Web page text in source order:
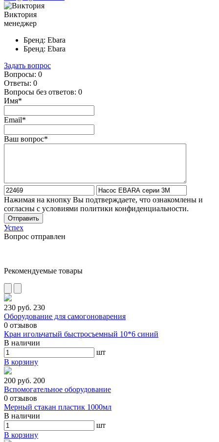
Виктория
менеджер
Бренд: Ebara
Бренд: Ebara
Задать вопрос
Вопросы: 0
Ответы: 0
Вопросы без ответов: 0
Имя*
Email*
Ваш вопрос*
Нажимая на кнопку Вы подтверждаете, что ознакомлены и
согласны с условиями политики конфиденциальности.
Отправить
Успех
Вопрос отправлен
Рекомендуемые товары
230 руб. 230
Оборудование для самогоноварения
0 отзывов
Кран игольчатый быстросъемный 10*6 синий
В наличии
шт
В корзину
200 руб. 200
Вспомогательное оборудование
0 отзывов
Мерный стакан пластик 1000мл
В наличии
шт
В корзину